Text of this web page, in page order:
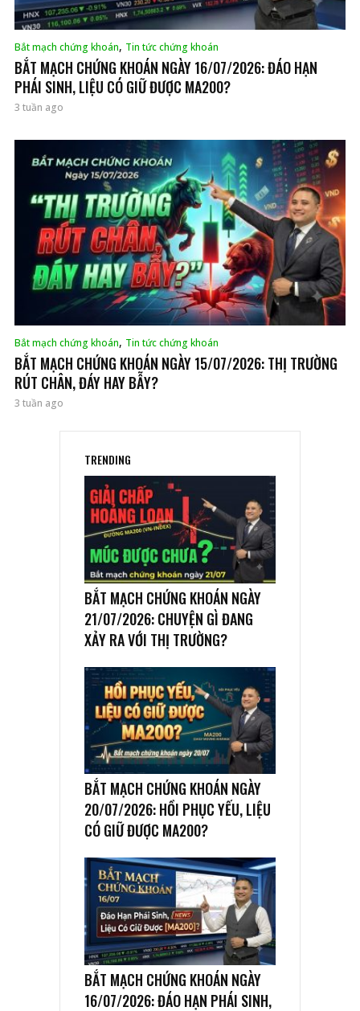
Bắt mạch chứng khoán, Tin tức chứng khoán
BẮT MẠCH CHỨNG KHOÁN NGÀY 16/07/2026: ĐÁO HẠN
PHÁI SINH, LIỆU CÓ GIỮ ĐƯỢC MA200?
3 tuần ago
Bắt mạch chứng khoán, Tin tức chứng khoán
BẮT MẠCH CHỨNG KHOÁN NGÀY 15/07/2026: THỊ TRƯỜNG
RÚT CHÂN, ĐÁY HAY BẪY?
3 tuần ago
TRENDING
BẮT MẠCH CHỨNG KHOÁN NGÀY
21/07/2026: CHUYỆN GÌ ĐANG
XẢY RA VỚI THỊ TRƯỜNG?
BẮT MẠCH CHỨNG KHOÁN NGÀY
20/07/2026: HỒI PHỤC YẾU, LIỆU
CÓ GIỮ ĐƯỢC MA200?
BẮT MẠCH CHỨNG KHOÁN NGÀY
16/07/2026: ĐÁO HẠN PHÁI SINH,